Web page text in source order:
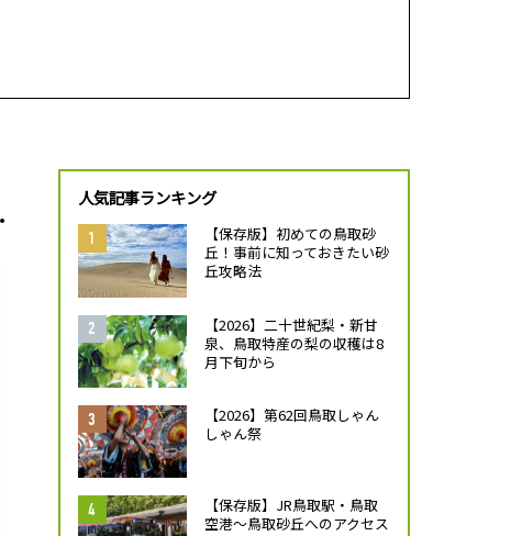
人気記事ランキング
【保存版】初めての鳥取砂
丘！事前に知っておきたい砂
丘攻略法
【2026】二十世紀梨・新甘
泉、鳥取特産の梨の収穫は8
月下旬から
【2026】第62回鳥取しゃん
しゃん祭
【保存版】JR鳥取駅・鳥取
空港～鳥取砂丘へのアクセス